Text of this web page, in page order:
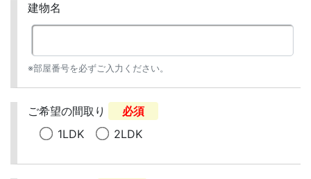
建物名
※部屋番号を必ずご入力ください。
ご希望の間取り
必須
1LDK
2LDK